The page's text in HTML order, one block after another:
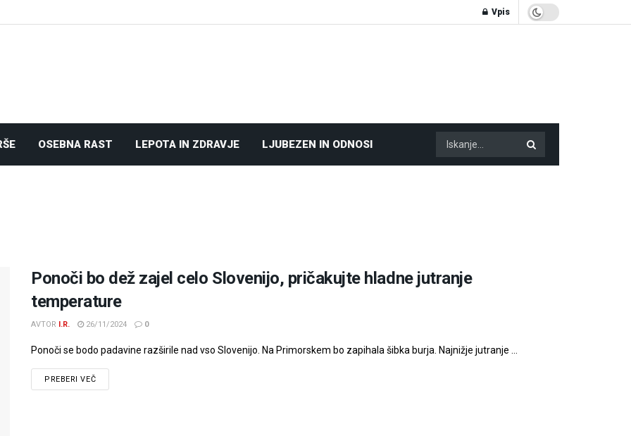
Vpis
OSEBNA RAST LEPOTA IN ZDRAVJE LJUBEZEN IN ODNOSI
Ponoči bo dež zajel celo Slovenijo, pričakujte hladne jutranje
temperature
AVTOR I.R. 26/11/2024 0
Ponoči se bodo padavine razširile nad vso Slovenijo. Na Primorskem bo zapihala šibka burja. Najnižje jutranje ...
PREBERI VEČ